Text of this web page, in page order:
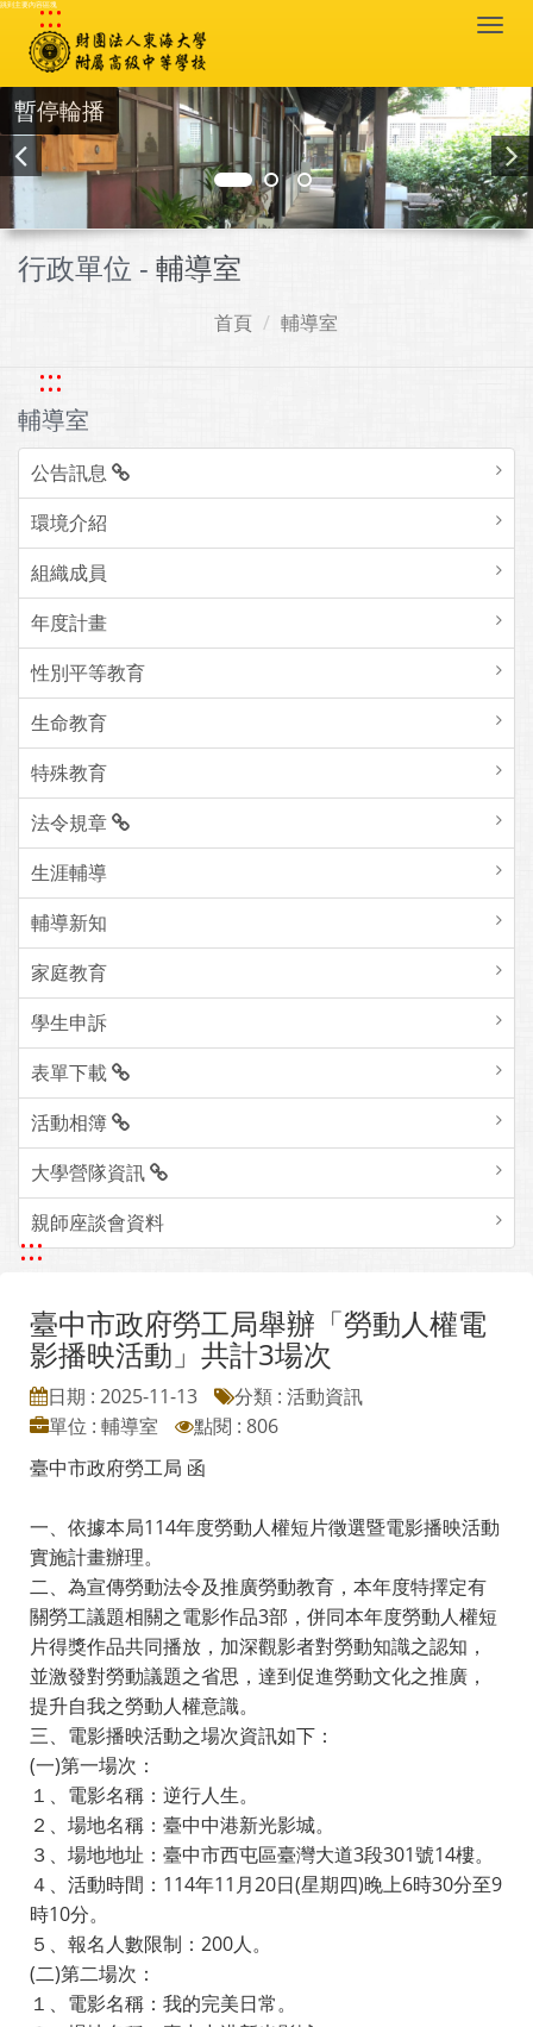
跳到主要內容區塊
:::
暫停輪播
行政單位 - 輔導室
首頁 輔導室
:::
輔導室
公告訊息
環境介紹
組織成員
年度計畫
性別平等教育
生命教育
特殊教育
法令規章
生涯輔導
輔導新知
家庭教育
學生申訴
表單下載
活動相簿
大學營隊資訊
親師座談會資料
:::
臺中市政府勞工局舉辦「勞動人權電
影播映活動」共計3場次
日期 : 2025-11-13
分類 : 活動資訊
單位 : 輔導室
點閱 : 806
臺中市政府勞工局 函
一、依據本局114年度勞動人權短片徵選暨電影播映活動
實施計畫辦理。
二、為宣傳勞動法令及推廣勞動教育，本年度特擇定有
關勞工議題相關之電影作品3部，併同本年度勞動人權短
片得獎作品共同播放，加深觀影者對勞動知識之認知，
並激發對勞動議題之省思，達到促進勞動文化之推廣，
提升自我之勞動人權意識。
三、電影播映活動之場次資訊如下：
(一)第一場次：
１、電影名稱：逆行人生。
２、場地名稱：臺中中港新光影城。
３、場地地址：臺中市西屯區臺灣大道3段301號14樓。
４、活動時間：114年11月20日(星期四)晚上6時30分至9
時10分。
５、報名人數限制：200人。
(二)第二場次：
１、電影名稱：我的完美日常。